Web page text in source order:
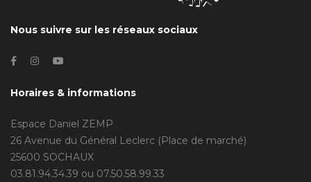
Nous suivre sur les réseaux sociaux
Horaires & informations
Espace Daniel ZEMP
26 Avenue du Général Leclerc (Place de marché)
25600 SOCHAUX
03.81.94.34.39 ou 07.50.58.99.33